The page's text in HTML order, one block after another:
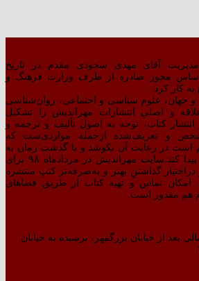
مدیریت آقای مهدی سجودی مقدم در تاریخ
سال ۱۳۷۷ بر اساس مجوز صادره از طرف وزارت فرهنگ و
کار کرد.
و جهان، علوم سیاسی و اجتماعی، روان‌شناسی
و اصلیِ انتشارات مهراندیش را تشکیل
کتاب،‌ توجه به اصول تألیف و ترجمه و
و تعریف‌شده ازجمله مواردی‌ست که
است در رعایت آن بکوشد و با گذشت زمان به
استاندارهای بالاتری دست پیدا کند.سایت مهراندیش در مردادماه ۹۸ برای
دراختیار گذاشتنِ بهتر و به‌صرفه‌تر کتبِ منتشره
تماس و تهیه کتاب از طریق فضاهای
هم مقدور است.
بعد از خیابان بزرگمهر، نرسیده به خیابان